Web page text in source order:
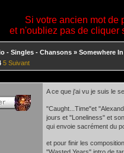
Si votre ancien mot de
et n'oubliez pas de cliquer
- Singles - Chansons » Somewhere
5 Suivant
A ce que j'ai vu je suis le
"Caught...Time"et
jours et "Loneliness" et
qui envoie sacrément du
et pour finir les